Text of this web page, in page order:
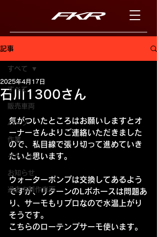
記事
すべて
販売車両
パーツ
作業
イベント
お知らせ
過去の制作車両
すべて
石川1300さん
2025年4月17日
気がついたところはお願いしますとオ
ーナーさんよりご連絡いただきました
ので、私目線で張り切って進めていき
たいと思います。
ウォーターポンプは交換してあるよう
ですが、リターンのLボホースは問題あ
り、サーモもリプロなので水温上がり
そうです。
こちらのローテンプサーモ使います。